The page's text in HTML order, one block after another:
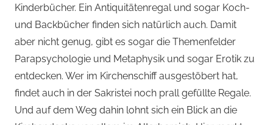
Kinderbücher. Ein Antiquitätenregal und sogar Koch-
und Backbücher finden sich natürlich auch. Damit
aber nicht genug, gibt es sogar die Themenfelder
Parapsychologie und Metaphysik und sogar Erotik zu
entdecken. Wer im Kirchenschiff ausgestöbert hat,
findet auch in der Sakristei noch prall gefüllte Regale.
Und auf dem Weg dahin lohnt sich ein Blick an die